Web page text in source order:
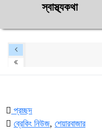
স্বাস্থ্যকথা
প্রচ্ছদ
ব্রেকিং নিউজ, শেয়ারবাজার